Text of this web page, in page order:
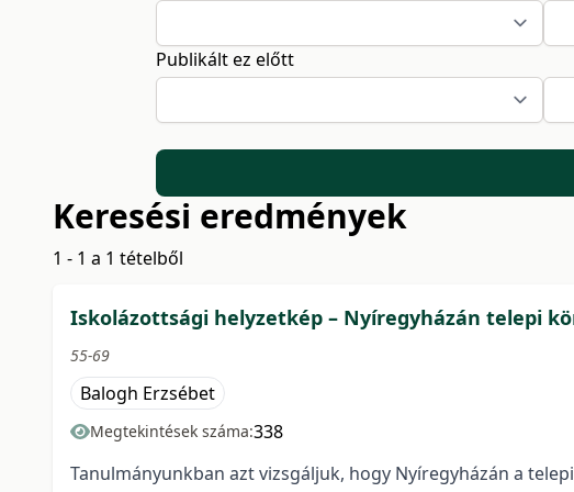
Publikált ez előtt
Keresési eredmények
1 - 1 a 1 tételből
Iskolázottsági helyzetkép – Nyíregyházán telepi
55-69
Balogh Erzsébet
Megtekintések száma:338
Tanulmányunkban azt vizsgáljuk, hogy Nyíregyházán a